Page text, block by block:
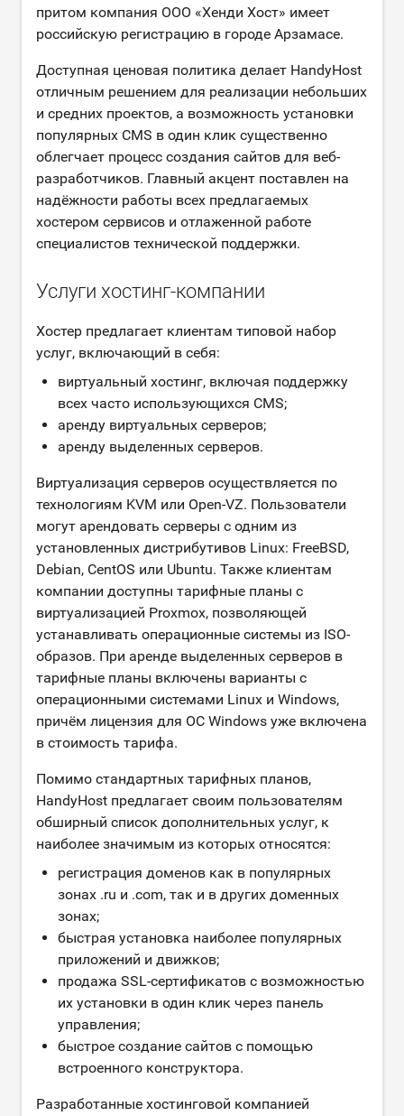
притом компания ООО «Хенди Хост» имеет
российскую регистрацию в городе Арзамасе.
Доступная ценовая политика делает HandyHost
отличным решением для реализации небольших
и средних проектов, а возможность установки
популярных CMS в один клик существенно
облегчает процесс создания сайтов для веб-
разработчиков. Главный акцент поставлен на
надёжности работы всех предлагаемых
хостером сервисов и отлаженной работе
специалистов технической поддержки.
Услуги хостинг-компании
Хостер предлагает клиентам типовой набор
услуг, включающий в себя:
виртуальный хостинг, включая поддержку
всех часто использующихся CMS;
аренду виртуальных серверов;
аренду выделенных серверов.
Виртуализация серверов осуществляется по
технологиям KVM или Open-VZ. Пользователи
могут арендовать серверы с одним из
установленных дистрибутивов Linux: FreeBSD,
Debian, CentOS или Ubuntu. Также клиентам
компании доступны тарифные планы с
виртуализацией Proxmox, позволяющей
устанавливать операционные системы из ISO-
образов. При аренде выделенных серверов в
тарифные планы включены варианты c
операционными системами Linux и Windows,
причём лицензия для ОС Windows уже включена
в стоимость тарифа.
Помимо стандартных тарифных планов,
HandyHost предлагает своим пользователям
обширный список дополнительных услуг, к
наиболее значимым из которых относятся:
регистрация доменов как в популярных
зонах .ru и .com, так и в других доменных
зонах;
быстрая установка наиболее популярных
приложений и движков;
продажа SSL-сертификатов с возможностью
их установки в один клик через панель
управления;
быстрое создание сайтов с помощью
встроенного конструктора.
Разработанные хостинговой компанией